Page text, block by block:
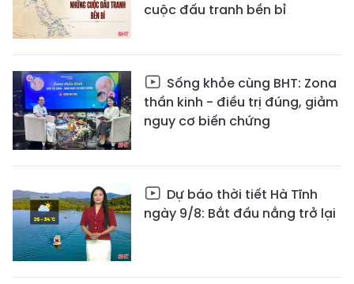
cuộc đấu tranh bền bỉ
Sống khỏe cùng BHT: Zona
thần kinh - điều trị đúng, giảm
nguy cơ biến chứng
Dự báo thời tiết Hà Tĩnh
ngày 9/8: Bắt đầu nắng trở lại